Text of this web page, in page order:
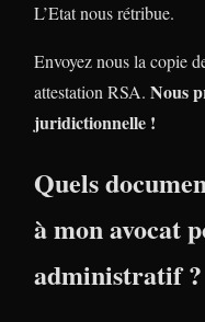
L’Etat nous rétribue.
Envoyez nous la copie
attestation RSA. Nous
juridictionnelle !
Quels
à mon avocat
administratif ?